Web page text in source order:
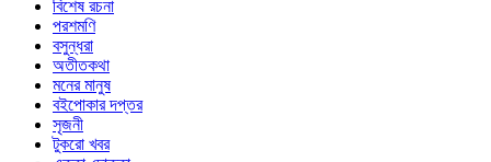
বিশেষ রচনা
পরশমণি
বসুন্ধরা
অতীতকথা
মনের মানুষ
বইপোকার দপ্তর
সৃজনী
টুকরো খবর